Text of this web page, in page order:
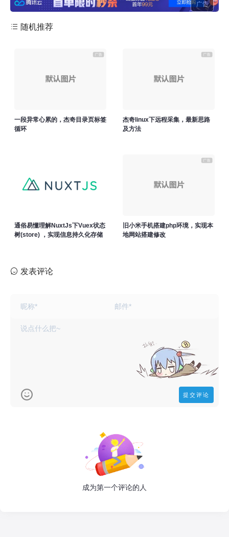
广告
随机推荐
一段异常心累的，杰奇目录页标签
循环
杰奇linux下远程采集，最新思路
及方法
通俗易懂理解NuxtJs下Vuex状态
树(store) ，实现信息持久化存储
旧小米手机搭建php环境，实现本
地网站搭建修改
发表评论
成为第一个评论的人